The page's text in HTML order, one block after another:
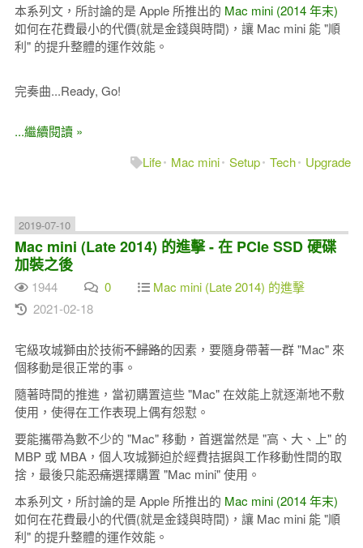
本系列文，所討論的是 Apple 所推出的 Mac mini (2014 年末)
如何在花費最小的代價(就是金錢與時間)，讓 Mac mini 能 "順
利" 的提升整體的運作效能。
完奏曲...Ready, Go!
...繼續閱讀 »
Life
Mac mini Setup Tech Upgrade
2019-07-10
Mac mini (Late 2014) 的進擊 - 在 PCIe SSD 硬碟
加裝之後
1944 0
Mac mini (Late 2014) 的進擊
2021-02-18
宅級攻城獅由於技術不歸路的因素，要隨身帶著一群 "Mac" 來
個移動是很正常的事。
隨著時間的推進，當初購置這些 "Mac" 在效能上就逐漸地不敷
使用，使得在工作表現上偶有怨懟。
要能攜帶為數不少的 "Mac" 移動，首選當然是 "高、大、上" 的
MBP 或 MBA，個人攻城獅迫於經費拮据與工作移動性間的取
捨，最後只能忍痛選擇購置 "Mac mini" 使用。
本系列文，所討論的是 Apple 所推出的 Mac mini (2014 年末)
如何在花費最小的代價(就是金錢與時間)，讓 Mac mini 能 "順
利" 的提升整體的運作效能。